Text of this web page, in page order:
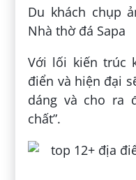
Du khách chụp
Nhà thờ đá Sapa
Với lối kiến ​​trúc
điển và hiện đại
dáng và cho ra
chất”.